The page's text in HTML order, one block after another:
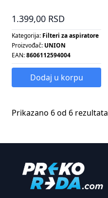
1.399,00 RSD
Kategorija: Filteri za aspiratore
Proizvođač: UNION
EAN:8606112594004
Dodaj u korpu
Prikazano 6 od 6 rezultata